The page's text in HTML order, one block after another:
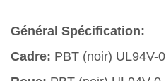
Général Spécification:
Cadre: PBT (noir) UL94V-0